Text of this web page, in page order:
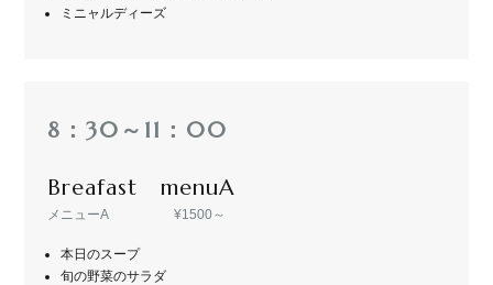
ミニャルディーズ
8：30～11：00
Breafast menuA
メニューA ¥1500～
本日のスープ
旬の野菜のサラダ